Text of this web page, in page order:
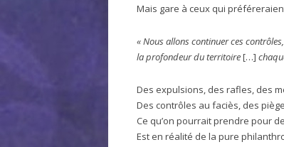
Mais gare à ceux qui
« Nous allons continuer ces
la profondeur du territoire[…]
Des expulsions, des rafles, des
Des contrôles au faciès, des
Ce qu’on pourrait prendre pour
Est en réalité de la pure